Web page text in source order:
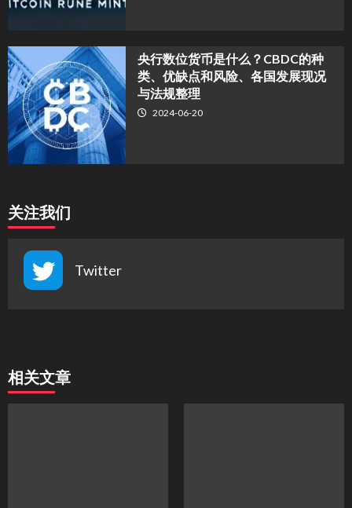
央行数位货币是什么？CBDC的种
类、优缺点和风险、各国发展现况
与法规整理
2024-06-20
关注我们
Twitter
相关文章